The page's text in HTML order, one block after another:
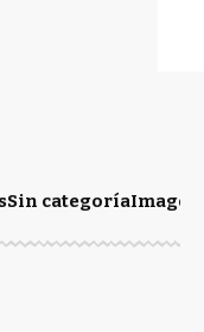
Sin categoríaImagen